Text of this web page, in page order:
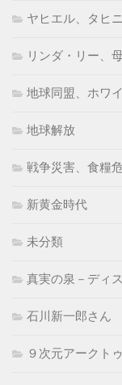
ヤヒエル、タヒ
リンダ・リー、
地球同盟、ホワ
地球解放
戦争災害、食糧
新黄金時代
未分類
真実の泉－ディ
石川新一郎さん
９次元アークト